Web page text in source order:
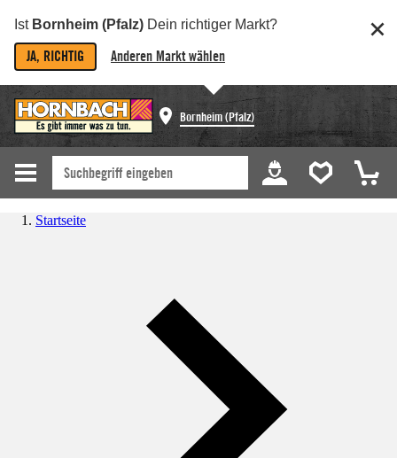
Ist Bornheim (Pfalz) Dein richtiger Markt?
JA, RICHTIG Anderen Markt wählen
Bornheim (Pfalz)
Startseite